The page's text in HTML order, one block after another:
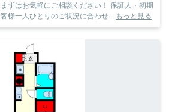
気軽にご相談ください！ 保証人・初期
様一人ひとりのご状況に合わせ...
もっと見る